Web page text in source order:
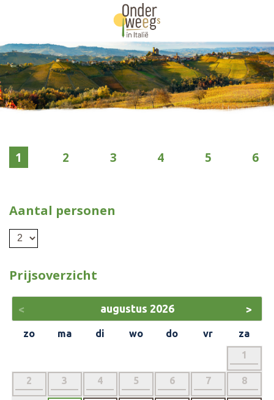
1 2 3 4 5 6
Aantal personen
Prijsoverzicht
< >
augustus 2026
zo ma di wo do vr
za
1
2 3 4 5 6 7 8